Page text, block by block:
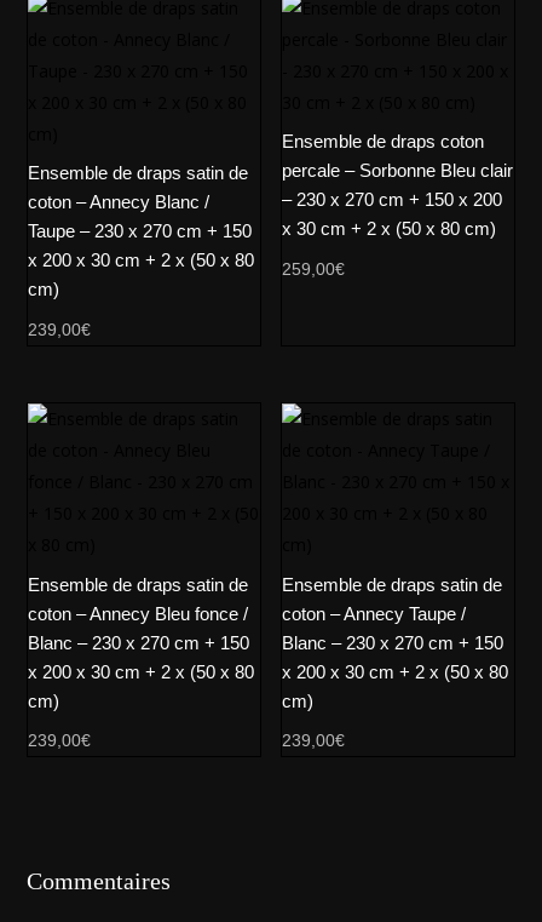
Ensemble de draps satin de
coton – Annecy Blanc /
Taupe – 230 x 270 cm + 150
x 200 x 30 cm + 2 x (50 x 80
cm)
239,00€
Ensemble de draps coton
percale – Sorbonne Bleu clair
– 230 x 270 cm + 150 x 200
x 30 cm + 2 x (50 x 80 cm)
259,00€
Ensemble de draps satin de
coton – Annecy Bleu fonce /
Blanc – 230 x 270 cm + 150
x 200 x 30 cm + 2 x (50 x 80
cm)
239,00€
Ensemble de draps satin de
coton – Annecy Taupe /
Blanc – 230 x 270 cm + 150
x 200 x 30 cm + 2 x (50 x 80
cm)
239,00€
Commentaires